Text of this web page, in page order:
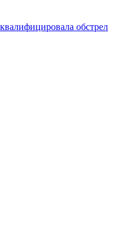
обстрел